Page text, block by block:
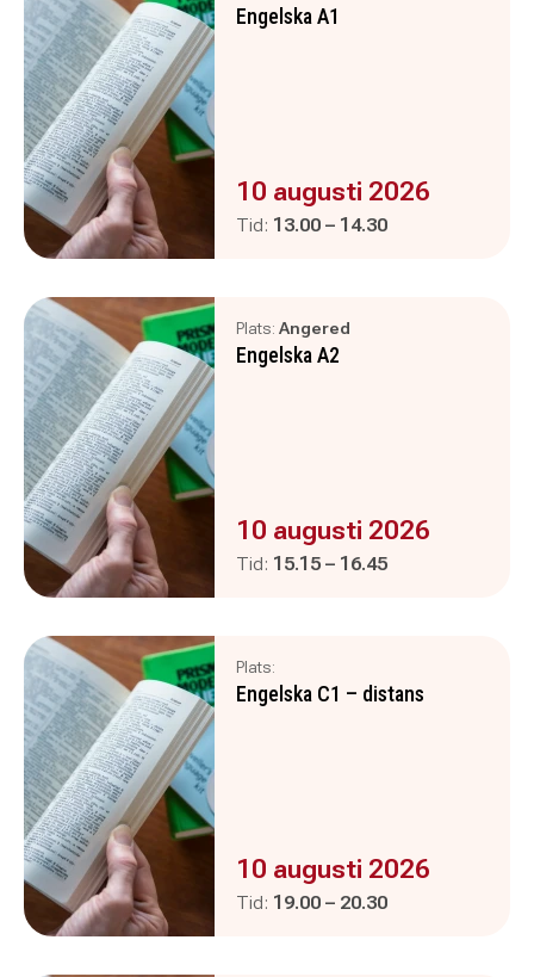
Engelska A1
Evenemanget är :
10 augusti 2026
Tid: Pågår mellan
13.00 – och
14.30
Plats: Angered
Engelska A2
Evenemanget är :
10 augusti 2026
Tid: Pågår mellan
15.15 – och
16.45
Plats:
Engelska C1 – distans
Evenemanget är :
10 augusti 2026
Tid: Pågår mellan
19.00 – och
20.30